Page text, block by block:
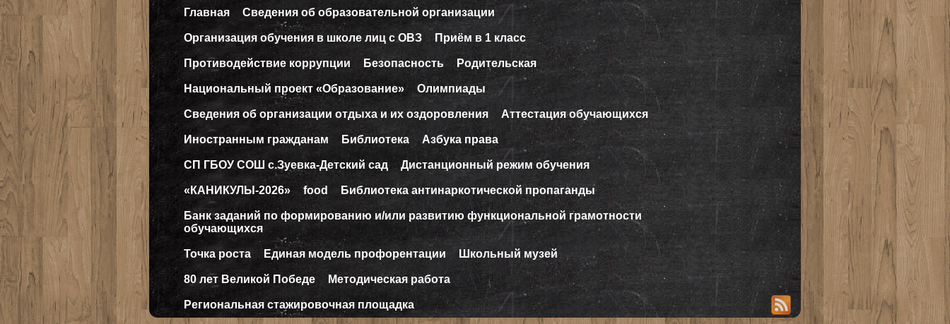
Главная Сведения об образовательной организации
Организация обучения в школе лиц с ОВЗ Приём в 1 класс
Противодействие коррупции Безопасность Родительская
Национальный проект «Образование» Олимпиады
Сведения об организации отдыха и их оздоровления Аттестация обучающихся
Иностранным гражданам Библиотека Азбука права
СП ГБОУ СОШ с.Зуевка-Детский сад Дистанционный режим обучения
«КАНИКУЛЫ-2026» food Библиотека антинаркотической пропаганды
Банк заданий по формированию и/или развитию функциональной грамотности
обучающихся
Точка роста Единая модель профорентации Школьный музей
80 лет Великой Победе Методическая работа
Региональная стажировочная площадка